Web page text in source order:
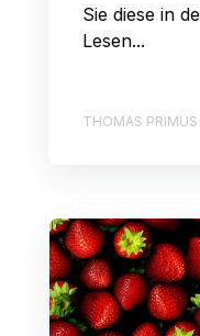
Sie diese in
Lesen...
THOMAS PRIMUS